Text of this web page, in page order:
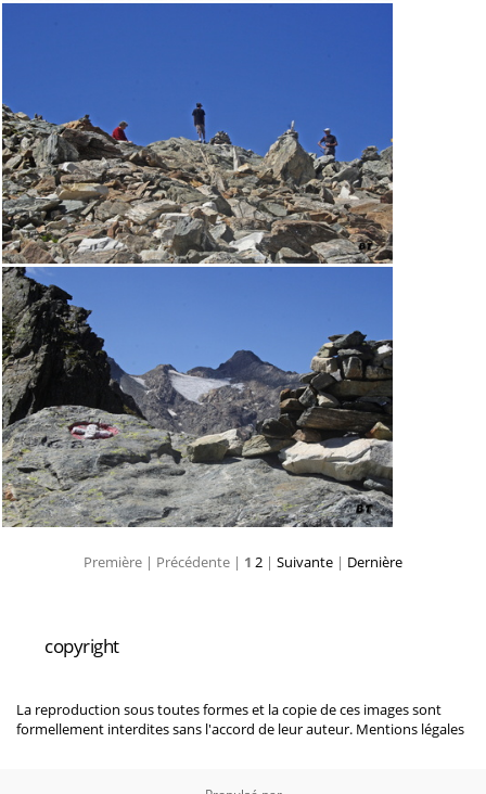
Première | Précédente | 1 2 | Suivante | Dernière
copyright
La reproduction sous toutes formes et la copie de ces images sont
formellement interdites sans l'accord de leur auteur. Mentions légales